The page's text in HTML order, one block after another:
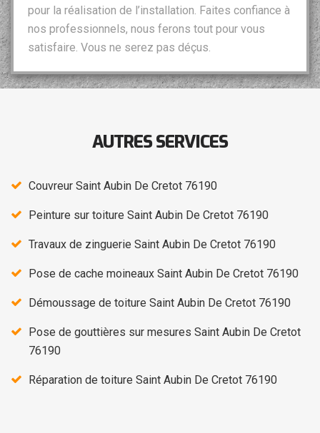
pour la réalisation de l’installation. Faites confiance à
nos professionnels, nous ferons tout pour vous
satisfaire. Vous ne serez pas déçus.
AUTRES SERVICES
Couvreur Saint Aubin De Cretot 76190
Peinture sur toiture Saint Aubin De Cretot 76190
Travaux de zinguerie Saint Aubin De Cretot 76190
Pose de cache moineaux Saint Aubin De Cretot 76190
Démoussage de toiture Saint Aubin De Cretot 76190
Pose de gouttières sur mesures Saint Aubin De Cretot
76190
Réparation de toiture Saint Aubin De Cretot 76190